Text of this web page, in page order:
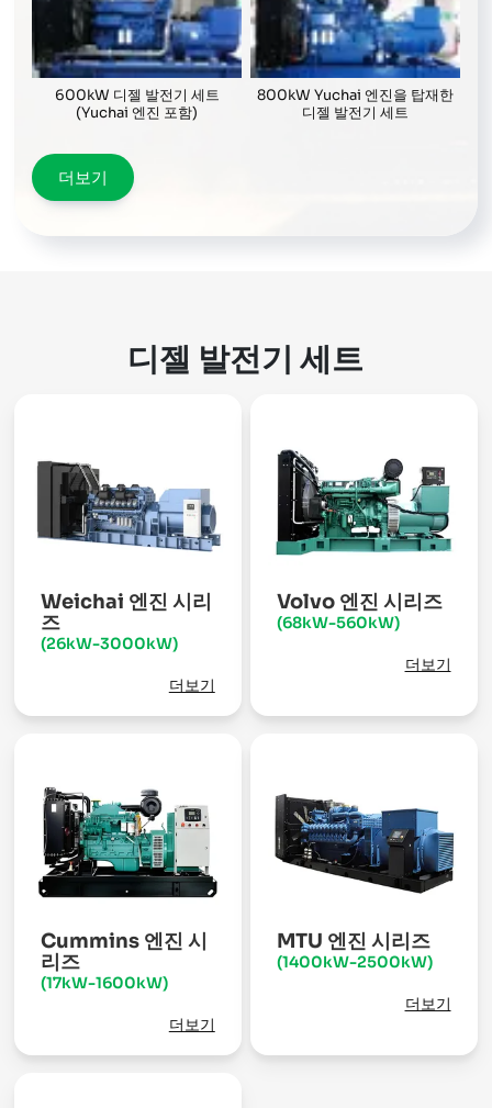
600kW 디젤 발전기 세트
(Yuchai 엔진 포함)
800kW Yuchai 엔진을 탑재한
디젤 발전기 세트
더보기
디젤 발전기 세트
Weichai 엔진 시리
즈
(26kW-3000kW)
더보기
Volvo 엔진 시리즈
(68kW-560kW)
더보기
Cummins 엔진 시
리즈
(17kW-1600kW)
더보기
MTU 엔진 시리즈
(1400kW-2500kW)
더보기